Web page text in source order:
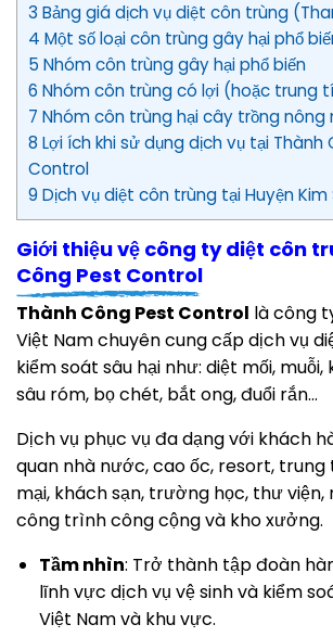
3 Bảng giá dịch vụ diệt côn trùng
4 Một số loại côn trùng gây hại phổ
5 Nhóm côn trùng gây hại phổ biến
6 Nhóm côn trùng có lợi (hoặc trung
7 Nhóm côn trùng hại cây trồng nông
8 Lợi ích khi sử dụng dịch vụ tại Thành
Control
9 Dịch vụ diệt côn trùng tại Huyện Kim
Giới thiệu vệ công ty diệt côn
Công Pest Control
Thành Công Pest Control là công
Việt Nam chuyên cung cấp dịch vụ
kiểm soát sâu hại như: diệt mối, muỗi,
sâu róm, bọ chét, bắt ong, đuổi rắn...
Dịch vụ phục vụ đa dạng với khách
quan nhà nước, cao ốc, resort,
mại, khách sạn, trường học, thư
công trình công cộng và kho xưởng.
Tầm nhìn: Trở thành tập đoàn
lĩnh vực dịch vụ vệ sinh và kiểm
Việt Nam và khu vực.